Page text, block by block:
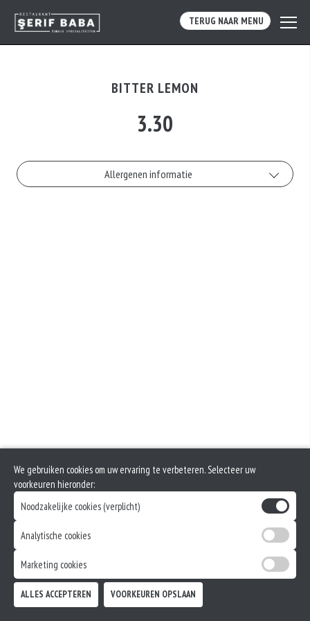
TERUG NAAR MENU
BITTER LEMON
3.30
Allergenen informatie
We gebruiken cookies om uw ervaring te verbeteren. Selecteer uw
voorkeuren hieronder:
Noodzakelijke cookies (verplicht)
Analytische cookies
Marketing cookies
ALLES ACCEPTEREN VOORKEUREN OPSLAAN